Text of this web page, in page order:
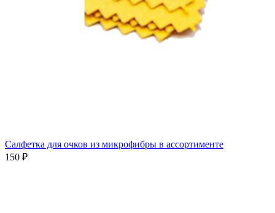
Салфетка для очков из микрофибры в ассортименте
150 ₽